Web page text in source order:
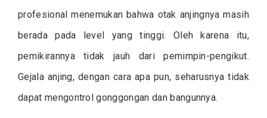
profesional menemukan bahwa otak anjingnya masih
berada pada level yang tinggi. Oleh karena itu,
pemikirannya tidak jauh dari pemimpin-pengikut.
Gejala anjing, dengan cara apa pun, seharusnya tidak
dapat mengontrol gonggongan dan bangunnya.